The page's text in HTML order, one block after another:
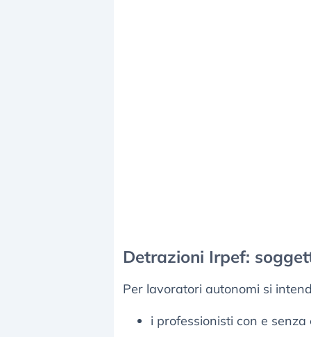
Detrazioni Irpef:
Per lavoratori autonomi si
i professionisti con e senza